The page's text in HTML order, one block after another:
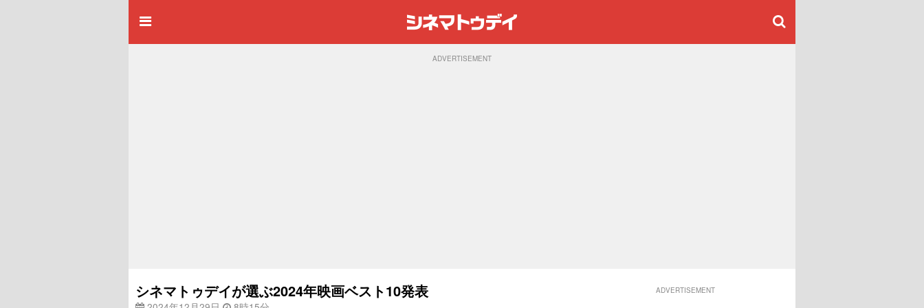
ADVERTISEMENT
シネマトゥデイが選ぶ2024年映画ベスト10発表 ADVERTISEMENT